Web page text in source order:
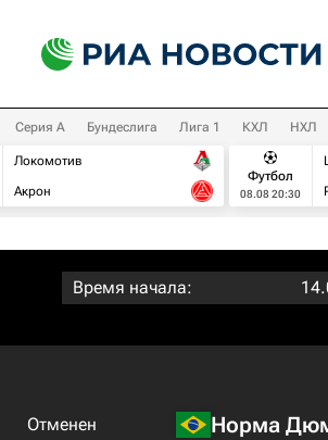
Серия А Бундеслига Лига 1 КХЛ НХЛ
Локомотив
Акрон
Футбол
08.08 20:30
Время начала:
Отменен Норма